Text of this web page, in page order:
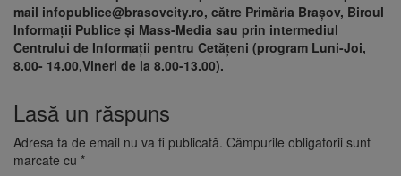
mail infopublice@brasovcity.ro, către Primăria Braşov, Biroul
Informaţii Publice şi Mass-Media sau prin intermediul
Centrului de Informaţii pentru Cetăţeni (program Luni-Joi,
8.00- 14.00,Vineri de la 8.00-13.00).
Lasă un răspuns
Adresa ta de email nu va fi publicată. Câmpurile obligatorii sunt
marcate cu *